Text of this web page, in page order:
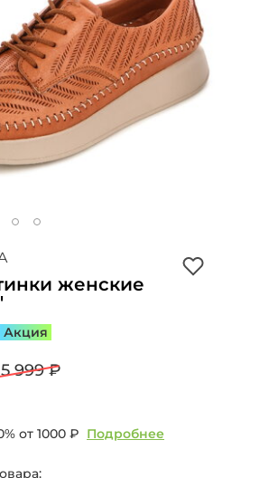
женские
Акция
5 999 ₽
от 1000 ₽ Подробнее